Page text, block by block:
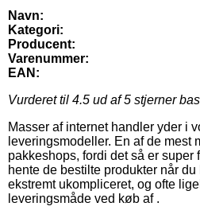
Navn:
Kategori:
Producent:
Varenummer:
EAN:
Vurderet til 4.5 ud af 5 stjerner
Masser af internet handler yder i
leveringsmodeller. En af de mest
pakkeshops, fordi det så er super
hente de bestilte produkter når
ekstremt ukompliceret, og ofte
leveringsmåde ved køb af .